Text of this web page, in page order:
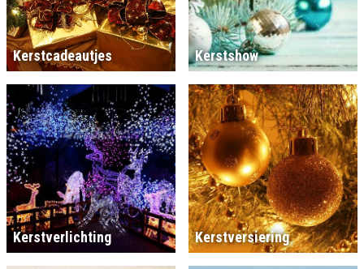
Kerstcadeautjes Kerstshow
Kerstverlichting Kerstversiering